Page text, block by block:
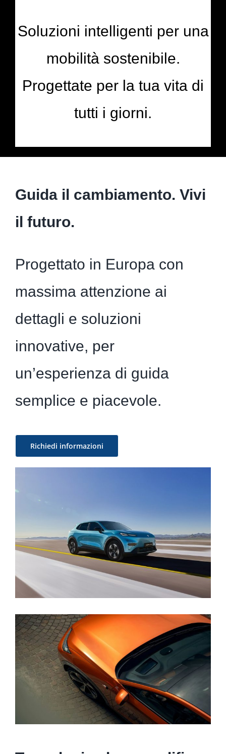
Soluzioni intelligenti per una
mobilità sostenibile.
Progettate per la tua vita di
tutti i giorni.
Guida il cambiamento. Vivi
il futuro.
Progettato in Europa con
massima attenzione ai
dettagli e soluzioni
innovative, per
un’esperienza di guida
semplice e piacevole.
Richiedi informazioni